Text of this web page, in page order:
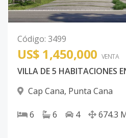
Código: 3499
US$ 1,450,000 VENTA
VILLA DE 5 HABITACIONES
Cap Cana, Punta Cana
6 6 4 674.3